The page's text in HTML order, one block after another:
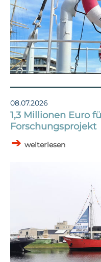
08.07.2026
1,3 Millionen Euro
Forschungsprojekt
weiterlesen